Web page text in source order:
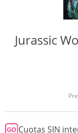
Jurassic
Cuotas SIN